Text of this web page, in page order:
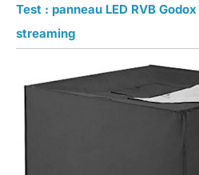
Test : panneau LED RVB
streaming